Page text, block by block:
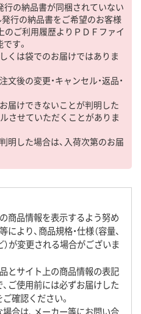
行の納品書が同梱されていない
行の納品書をご希望のお客様
のご利用履歴よりＰＤＦファイ
す。
くは袋でのお届けではありま
後の変更・キャンセル・返品・
届けできないことが判明した
させていただくことがありま
明した場合は、入荷次第のお届
商品情報を表示するよう努め
より、商品規格・仕様（容量、
）が変更される場合がございま
とサイト上の商品情報の表記
ご使用前には必ずお届けした
確認ください。
合は、メーカー等にお問い合